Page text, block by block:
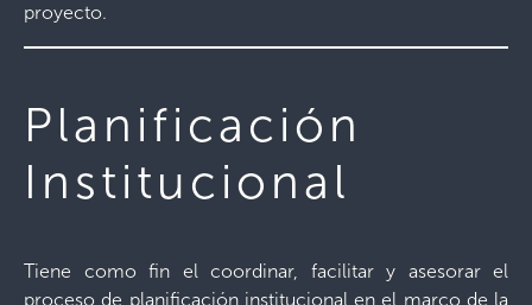
proyecto.
Planificación
Institucional
Tiene como fin el coordinar, facilitar y asesorar el
proceso de planificación institucional en el marco de la